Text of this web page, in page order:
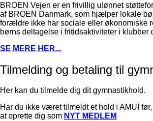
BROEN Vejen er en frivillig ulønnet
af BROEN Danmark, som hjælper lokale
forældre ikke har sociale eller økonomiske
børns deltagelse i fritidsaktiviteter i klubber
SE MERE HER...
Tilmelding og betaling til
Her kan du tilmelde dig dit gymnastikhold.
Har du ikke været tilmeldt et hold i AMUI
at oprette dig som NYT MEDLEM